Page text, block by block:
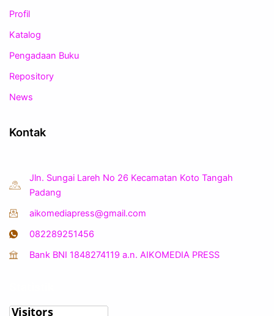
Profil
Katalog
Pengadaan Buku
Repository
News
Kontak
Jln. Sungai Lareh No 26 Kecamatan Koto Tangah
Padang
aikomediapress@gmail.com
082289251456
Bank BNI 1848274119 a.n. AIKOMEDIA PRESS